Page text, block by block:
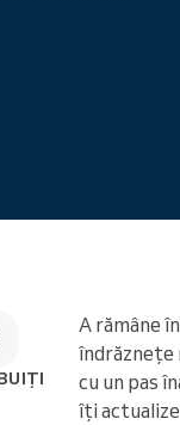
A rămâne
îndrăznețe
cu un pas
îți